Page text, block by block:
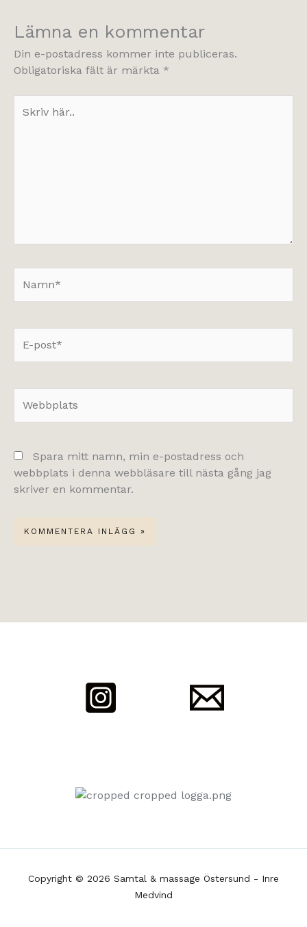
Lämna en kommentar
Din e-postadress kommer inte publiceras.
Obligatoriska fält är märkta *
här..
post*
Spara mitt namn, min e-postadress och
webbplats i denna webbläsare till nästa gång jag
skriver en kommentar.
Copyright © 2026 Samtal & massage Östersund - Inre
Medvind